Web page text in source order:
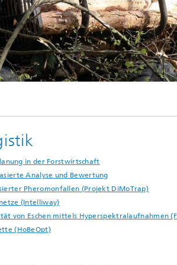
in der Forstwirtschaft
Analyse und Bewertung
Pheromonfallen (Projekt DiMoTrap)
(Intelliway)
von Eschen mittels Hyperspektralaufnahmen
(HoBeOpt)